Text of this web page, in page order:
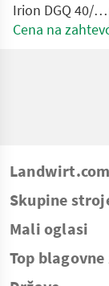
Irion DGQ 40/14/40S/ZS
Cena na
Landwirt.com
Skupine
Mali oglasi
Top blagovne